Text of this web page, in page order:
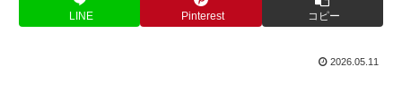
LINE Pinterest コピー
2026.05.11